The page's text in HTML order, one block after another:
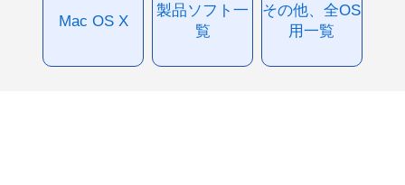
Mac OS X
製品ソフト一
覧
その他、全OS
用一覧